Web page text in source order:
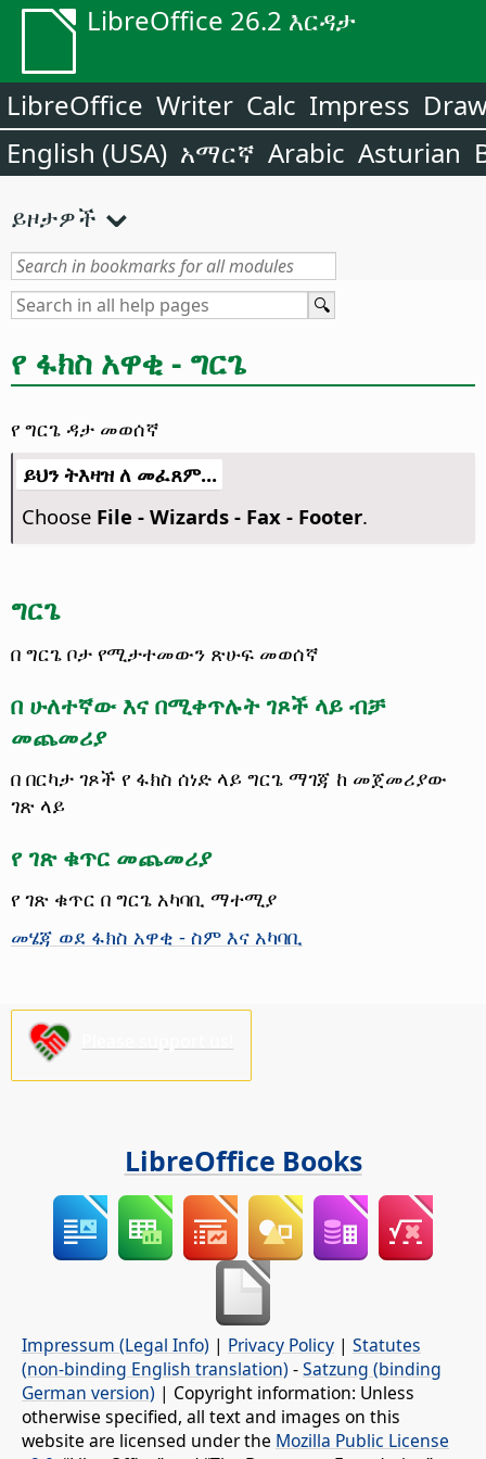
LibreOffice 26.2 እርዳታ
LibreOffice Writer Calc Impress
English (USA) አማርኛ Arabic Asturian
ይዞታዎች
የ ፋክስ አዋቂ - ግርጌ
የ ግርጌ ዳታ መወሰኛ
ይህን ትእዛዝ ለ መፈጸም...
Choose File - Wizards - Fax - Footer.
ግርጌ
በ ግርጌ ቦታ የሚታተመውን ጽሁፍ መወሰኛ
በ ሁለተኛው እና በሚቀጥሉት ገጾች ላይ ብቻ
መጨመሪያ
በ በርካታ ገጾች የ ፋክስ ሰነድ ላይ ግርጌ ማገጃ ከ መጀመሪያው
ገጽ ላይ
የ ገጽ ቁጥር መጨመሪያ
የ ገጽ ቁጥር በ ግርጌ አካባቢ ማተሚያ
መሄጃ ወደ ፋክስ አዋቂ - ስም እና አካባቢ
LibreOffice Books
Impressum (Legal Info) | Privacy Policy | Statutes
(non-binding English translation) -Satzung (binding
German version) | Copyright information: Unless
otherwise specified, all text and images on this
website are licensed under the Mozilla Public License